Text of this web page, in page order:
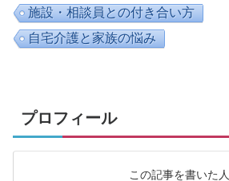
施設・相談員との付き合い方
自宅介護と家族の悩み
プロフィール
この記事を書いた人